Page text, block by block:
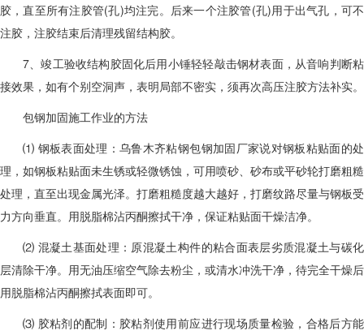
胶，直至所有注胶管(孔)均注完。后来一个注胶管(孔)用于出气孔，可不
注胶，注胶结束后清理残留结构胶。
7、竣工验收结构胶固化后用小锤轻轻敲击钢材表面，从音响判断粘
接效果，如有个别空洞声，表明局部不密实，须再次高压注胶方法补实。
包钢加固施工作业的方法
⑴ 钢板表面处理：乌鲁木齐粘钢包钢加固厂家说对钢板粘贴面的处
理，如钢板粘贴面未生锈或轻微锈蚀，可用喷砂、砂布或平砂轮打磨粗糙
处理，直至出现金属光泽。打磨粗糙度越大越好，打磨纹路尽量与钢板受
力方向垂直。用脱脂棉沾丙酮擦拭干净，保证粘贴面干燥洁净。
⑵ 混凝土基面处理：原混凝土构件的粘合面表层劣质混凝土与碳化
层清除干净。用无油压缩空气除去粉尘，或清水冲洗干净，待完全干燥后
用脱脂棉沾丙酮擦拭表面即可。
⑶ 胶粘剂的配制：胶粘剂使用前应进行现场质量检验，合格后方能